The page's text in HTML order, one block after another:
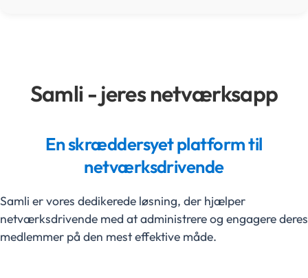
Samli - jeres netværksapp
En skræddersyet platform til
netværksdrivende
Samli er vores dedikerede løsning, der hjælper
netværksdrivende med at administrere og engagere deres
medlemmer på den mest effektive måde.